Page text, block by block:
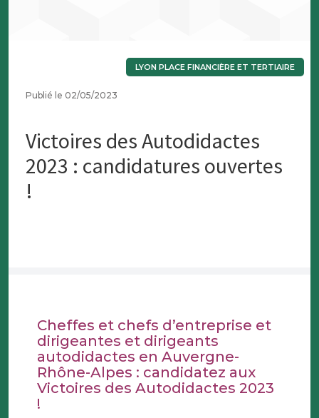
LYON PLACE FINANCIÈRE ET TERTIAIRE
Publié le 02/05/2023
Victoires des Autodidactes
2023 : candidatures ouvertes
!
Cheffes et chefs d’entreprise et
dirigeantes et dirigeants
autodidactes en Auvergne-
Rhône-Alpes : candidatez aux
Victoires des Autodidactes 2023
!